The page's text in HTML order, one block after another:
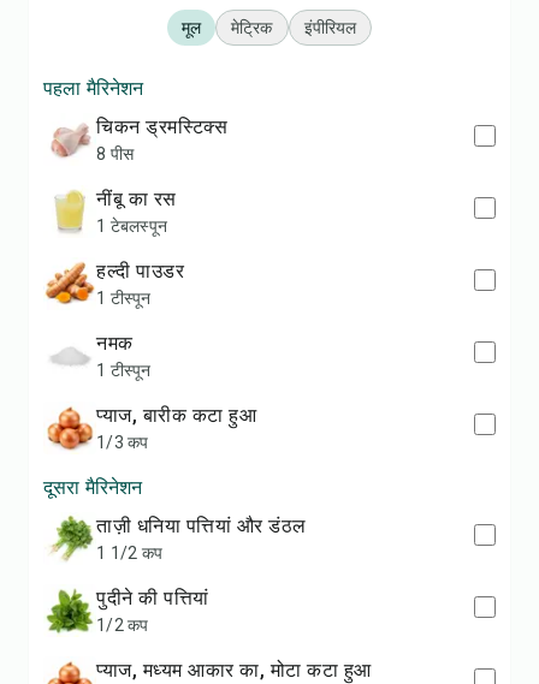
मूल मेट्रिक इंपीरियल
पहला मैरिनेशन
चिकन ड्रमस्टिक्स
8 पीस
नींबू का रस
1 टेबलस्पून
हल्दी पाउडर
1 टीस्पून
नमक
1 टीस्पून
प्याज, बारीक कटा हुआ
1/3 कप
दूसरा मैरिनेशन
ताज़ी धनिया पत्तियां और डंठल
1 1/2 कप
पुदीने की पत्तियां
1/2 कप
प्याज, मध्यम आकार का, मोटा कटा हुआ